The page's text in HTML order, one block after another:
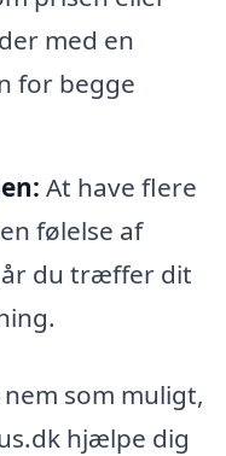
med en
for begge
At have flere
følelse af
du træffer dit
som muligt,
hjælpe dig